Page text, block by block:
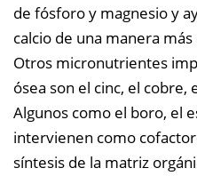
de fósforo y magnesio y
calcio de una manera
Otros micronutrientes
ósea son el cinc, el cobre,
Algunos como el boro, el
intervienen como
síntesis de la matriz